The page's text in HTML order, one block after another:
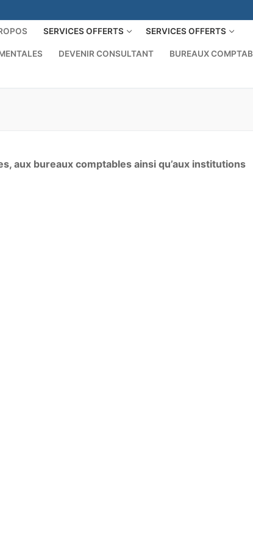
SERVICES OFFERTS SERVICES OFFERTS
DEVENIR CONSULTANT BUREAUX
aux bureaux comptables ainsi qu’aux institutions